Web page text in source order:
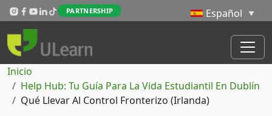
Pasar al contenido principal
PARTNERSHIP
Ruta de navegación
Inicio
Help Hub: Tu Guía Para La Vida Estudiantil En Dublín
Qué Llevar Al Control Fronterizo (Irlanda)